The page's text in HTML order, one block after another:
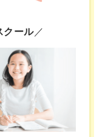
クール／